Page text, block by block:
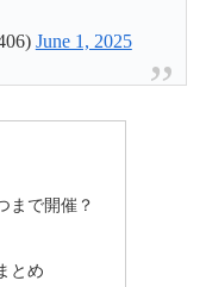
June 1, 2025
まで開催？
とめ